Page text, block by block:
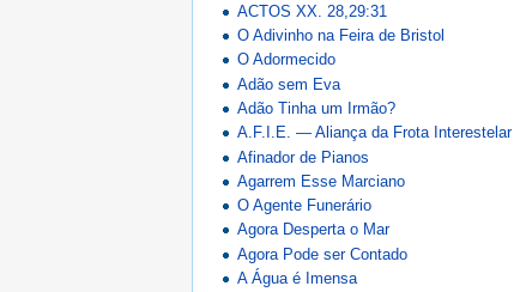
ACTOS XX. 28,29:31
O Adivinho na Feira de Bristol
O Adormecido
Adão sem Eva
Adão Tinha um Irmão?
A.F.I.E. — Aliança da Frota Interestelar
Afinador de Pianos
Agarrem Esse Marciano
O Agente Funerário
Agora Desperta o Mar
Agora Pode ser Contado
A Água é Imensa